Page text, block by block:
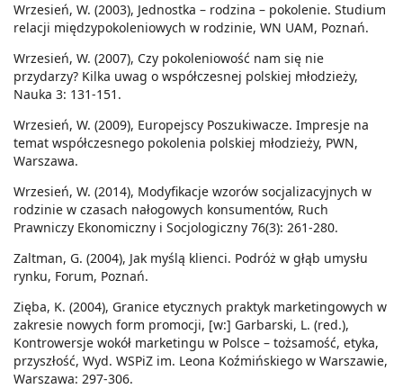
Wrzesień, W. (2003), Jednostka – rodzina – pokolenie. Studium
relacji międzypokoleniowych w rodzinie, WN UAM, Poznań.
Wrzesień, W. (2007), Czy pokoleniowość nam się nie
przydarzy? Kilka uwag o współczesnej polskiej młodzieży,
Nauka 3: 131-151.
Wrzesień, W. (2009), Europejscy Poszukiwacze. Impresje na
temat współczesnego pokolenia polskiej młodzieży, PWN,
Warszawa.
Wrzesień, W. (2014), Modyfikacje wzorów socjalizacyjnych w
rodzinie w czasach nałogowych konsumentów, Ruch
Prawniczy Ekonomiczny i Socjologiczny 76(3): 261-280.
Zaltman, G. (2004), Jak myślą klienci. Podróż w głąb umysłu
rynku, Forum, Poznań.
Zięba, K. (2004), Granice etycznych praktyk marketingowych w
zakresie nowych form promocji, [w:] Garbarski, L. (red.),
Kontrowersje wokół marketingu w Polsce – tożsamość, etyka,
przyszłość, Wyd. WSPiZ im. Leona Koźmińskiego w Warszawie,
Warszawa: 297-306.